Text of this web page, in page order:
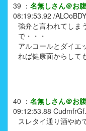
39 ： 名無しさん＠お
08:19:53.92 /
強弁と言われてしま
で・・・
アルコールとダイエ
れば健康面からして
40 ： 名無しさん＠お
09:12:53.88
スレタイ通り酒やめ